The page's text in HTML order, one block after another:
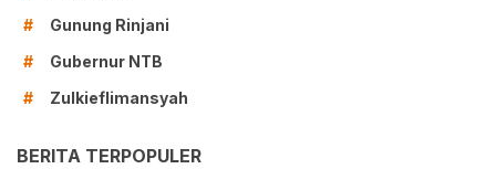
#
Gunung Rinjani
#
Gubernur NTB
#
Zulkieflimansyah
BERITA TERPOPULER